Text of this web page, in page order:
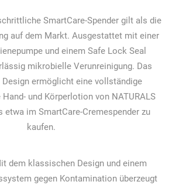
SmartCare-Spender gilt als die
auf dem Markt. Ausgestattet mit einer
und einem Safe Lock Seal
mikrobielle Verunreinigung. Das
ermöglicht eine vollständige
Hand- und Körperlotion von NATURALS
etwa im SmartCare-Cremespender zu
kaufen.
dem klassischen Design und einem
gegen Kontamination überzeugt